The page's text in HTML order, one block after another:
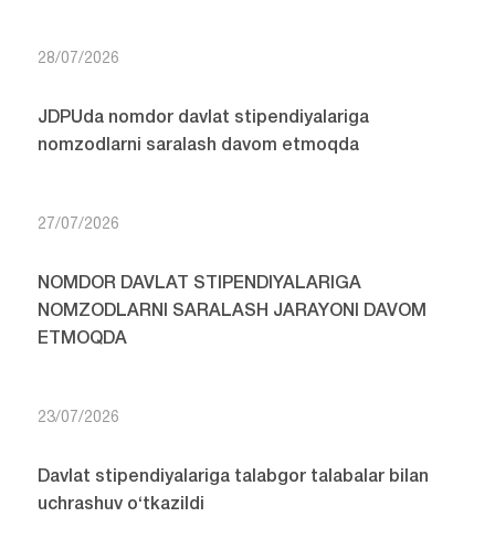
28/07/2026
JDPUda nomdor davlat stipendiyalariga
nomzodlarni saralash davom etmoqda
27/07/2026
NOMDOR DAVLAT STIPENDIYALARIGA
NOMZODLARNI SARALASH JARAYONI DAVOM
ETMOQDA
23/07/2026
Davlat stipendiyalariga talabgor talabalar bilan
uchrashuv o‘tkazildi